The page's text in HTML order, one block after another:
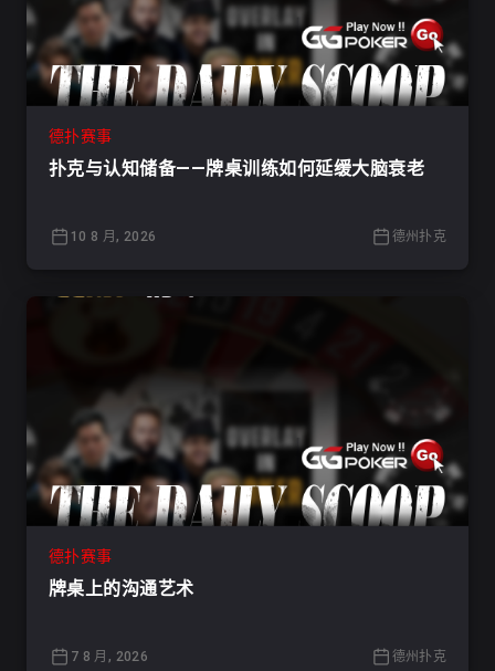
德扑赛事
扑克与认知储备——牌桌训练如何延缓大脑衰老
10 8 月, 2026 德州扑克
德扑赛事
牌桌上的沟通艺术
7 8 月, 2026 德州扑克